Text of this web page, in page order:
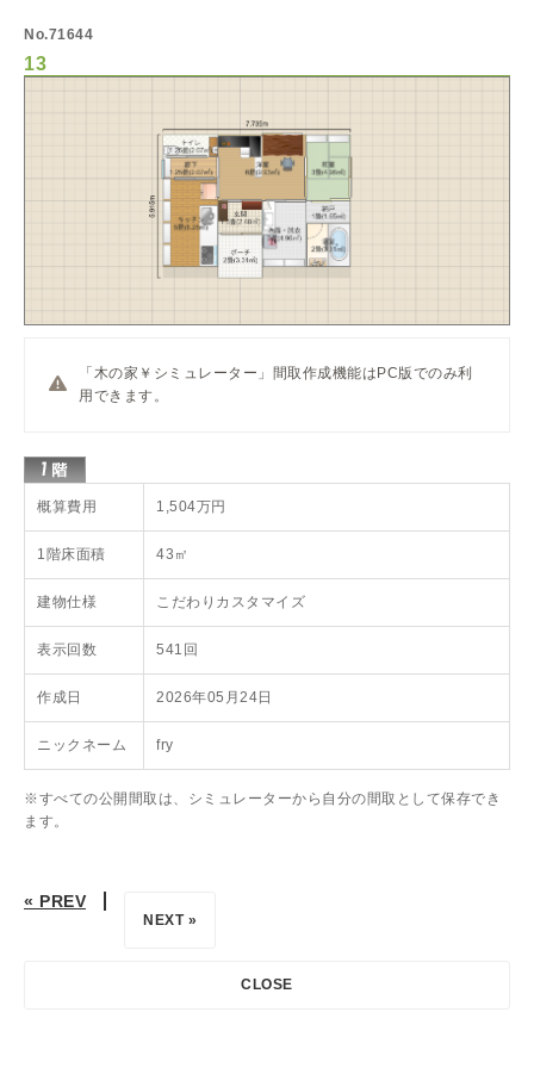
No.71644
13
「木の家￥シミュレーター」間取作成機能はPC版でのみ利
用できます。
概算費用 1,504万円
1階床面積 43㎡
建物仕様 こだわりカスタマイズ
表示回数 541回
作成日 2026年05月24日
ニックネーム fry
※すべての公開間取は、シミュレーターから自分の間取として保存でき
ます。
« PREV
NEXT »
CLOSE